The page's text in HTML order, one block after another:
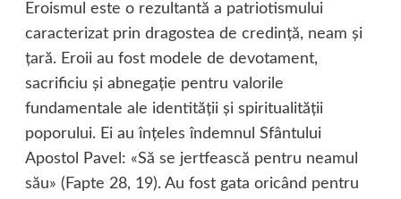
Eroismul este o rezultantă a patriotismului
caracterizat prin dragostea de credinţă, neam şi
ţară. Eroii au fost modele de devotament,
sacrificiu şi abnegaţie pentru valorile
fundamentale ale identităţii şi spiritualităţii
poporului. Ei au înţeles îndemnul Sfântului
Apostol Pavel: «Să se jertfească pentru neamul
său» (Fapte 28, 19). Au fost gata oricând pentru